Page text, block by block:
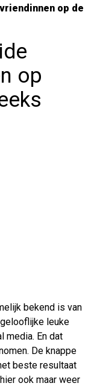
op de
op
bekend is van
leuke
media. En dat
De knappe
beste resultaat
ook maar weer